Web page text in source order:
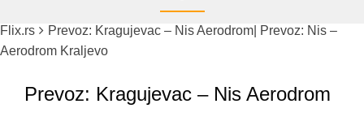
Flix.rs
Prevoz: Kragujevac – Nis Aerodrom| Prevoz: Nis –
Aerodrom Kraljevo
Prevoz: Kragujevac – Nis Aerodrom